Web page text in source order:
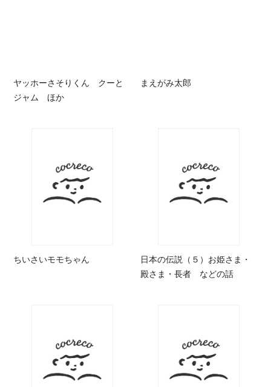
ヤッホーさそりくん クーと
ジャム ほか
まえがみ太郎
ちいさいモモちゃん
日本の伝説（５）お姫さま・
殿さま・長者 などの話